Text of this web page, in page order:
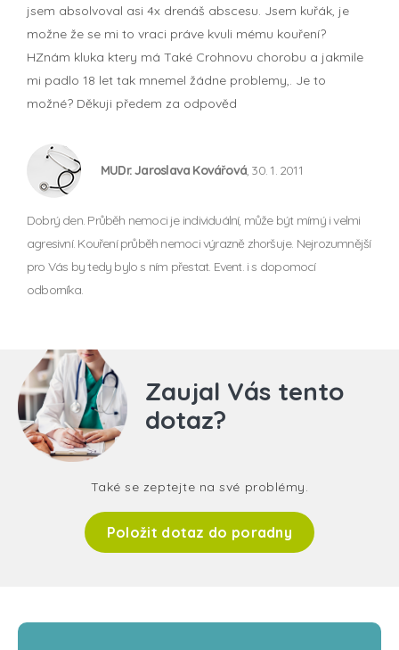
jsem absolvoval asi 4x drenáš abscesu. Jsem kuřák, je
možne že se mi to vraci práve kvuli mému kouření?
HZnám kluka ktery má Také Crohnovu chorobu a jakmile
mi padlo 18 let tak mnemel žádne problemy,. Je to
možné? Děkuji předem za odpověd
MUDr. Jaroslava Kovářová, 30. 1. 2011
Dobrý den. Průběh nemoci je individuální, může být mírný i velmi
agresivní. Kouření průběh nemoci výrazně zhoršuje. Nejrozumnější
pro Vás by tedy bylo s ním přestat. Event. i s dopomocí
odborníka.
Zaujal Vás tento
dotaz?
Také se zeptejte na své problémy.
Položit dotaz do poradny